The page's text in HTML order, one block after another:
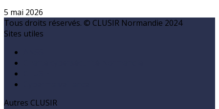
5 mai 2026
Tous droits réservés. © CLUSIR Normandie 2024
Sites utiles
Autres CLUSIR